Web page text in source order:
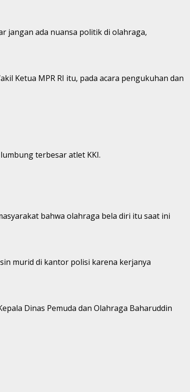
jangan ada nuansa politik di olahraga,
Ketua MPR RI itu, pada acara pengukuhan dan
terbesar atlet KKI.
bahwa olahraga bela diri itu saat ini
murid di kantor polisi karena kerjanya
Dinas Pemuda dan Olahraga Baharuddin